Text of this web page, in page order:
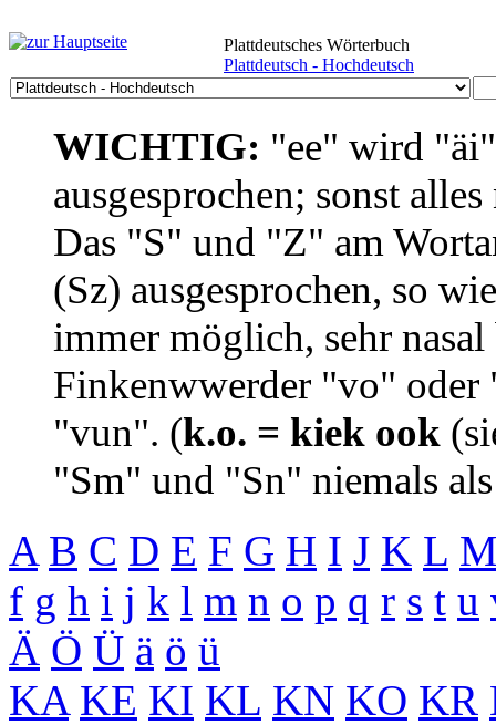
Plattdeutsches Wörterbuch
Plattdeutsch - Hochdeutsch
WICHTIG: "ee" wird
ausgesprochen; sonst
Das "S" und "Z" am
(Sz) ausgesprochen, so
immer möglich, sehr
Finkenwwerder "vo"
"vun". (k.o. = kiek ook
"Sm" und "Sn" niemals
A B C D E F G H I J K L
f g h i j k l m n o p q r s t u
Ä Ö Ü ä ö ü
KA KE KI KL KN KO KR